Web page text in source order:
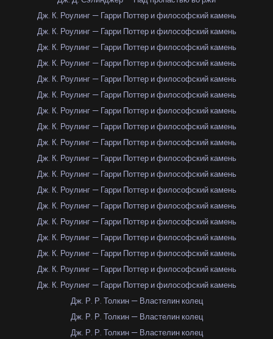
Дж. К. Роулинг — Гарри Поттер и философский камень
Дж. К. Роулинг — Гарри Поттер и философский камень
Дж. К. Роулинг — Гарри Поттер и философский камень
Дж. К. Роулинг — Гарри Поттер и философский камень
Дж. К. Роулинг — Гарри Поттер и философский камень
Дж. К. Роулинг — Гарри Поттер и философский камень
Дж. К. Роулинг — Гарри Поттер и философский камень
Дж. К. Роулинг — Гарри Поттер и философский камень
Дж. К. Роулинг — Гарри Поттер и философский камень
Дж. К. Роулинг — Гарри Поттер и философский камень
Дж. К. Роулинг — Гарри Поттер и философский камень
Дж. К. Роулинг — Гарри Поттер и философский камень
Дж. К. Роулинг — Гарри Поттер и философский камень
Дж. К. Роулинг — Гарри Поттер и философский камень
Дж. К. Роулинг — Гарри Поттер и философский камень
Дж. К. Роулинг — Гарри Поттер и философский камень
Дж. К. Роулинг — Гарри Поттер и философский камень
Дж. К. Роулинг — Гарри Поттер и философский камень
Дж. Р. Р. Толкин — Властелин колец
Дж. Р. Р. Толкин — Властелин колец
Дж. Р. Р. Толкин — Властелин колец